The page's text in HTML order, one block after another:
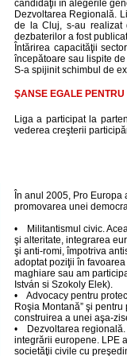
candidaţii în alegerile
Dezvoltarea Regională.
de la Cluj, s-au realizat
dezbaterilor a fost
Întărirea capacităţii
începătoare sau lispite
S-a spijinit schimbul de
ŞANSE EGALE PENTRU
Liga a participat la
vederea creşterii
În anul 2005, Pro
promovarea unei
• Militantismul civic.
şi alteritate, integrarea
şi anti-romi, împotriva
adoptat poziţii în
maghiare sau am
István si Szokoly Elek).
• Advocacy pentru
Roşia Montană” şi
construirea a unei aşa-
• Dezvoltarea regională.
integrării europene. LPE
societăţii civile cu